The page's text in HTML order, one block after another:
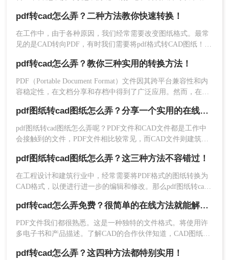
具体操作步骤如下：
1、打开PDF文件：使用CAD编辑器打开需要转换的PDF文
件。
2、手动绘制图形：在CAD编辑器中，使用相应的绘图工具手
动绘制PDF文件中描述的图形。
4、保存为CAD文件：在CAD编辑器中，将绘制好的图形保存
为CAD格式的文件。
方法三：使用在线转换工具进行转换
除了专业的PDF转换CAD软件和手动转换外，您还可以使用在
线转换工具进行转换。这类工具可以在线将PDF文件转换为
CAD格式，无需安装任何软件。
cad图纸怎么弄呢？下面就来看看吧。
pdf转cad怎么弄？二种方法教你快速转换！
在工作中，由于各种原因，我们经常需要改变图纸格式。最常
见的是CAD转向PDF，有时我们需要将pdf格式转CAD图纸！很
与大家分享pdf转cad怎么弄方法，希望对大家有所帮助！
pdf转cad怎么弄？教你三种实用的转换方法！
PDF（Portable Document Format）文件因其跨平台兼容性和内
容稳定性，在文档分享和存档中得到了广泛应用。然而，在某
Aided Design）文件因其强大的绘图和编辑功能而备受青睐。因
此，将PDF转换为CAD格式成为了一个常见的需求。那么pdf转
cad怎么弄呢？本文将介绍三种将PDF转换为CAD的方法。
pdf图纸转cad图纸怎么弄？分享一个实用的在线操作方法！
pdf图纸转cad图纸怎么弄呢？PDF文件和CAD文件都是工作中
会接触到的文件，PDF文件相比较常见，而CAD文件则建筑工
式的图纸转回到CAD图纸格式，该怎么办呢？我们可以用专业
的pdf转cad软件，这样就不用担心这个问题了。
pdf图纸转cad图纸怎么弄？这三种方法不容错过！
在工程设计和建筑行业中，经常需要将PDF格式的图纸转换为
CAD格式，以便进行进一步的编辑和修改。那么pdf图纸转cad
图纸的方法，帮助您根据不同的需求选择最合适的方式。
pdf转cad怎么弄免费？很简单的在线方法就能解决！
PDF文件我们都很熟悉。这是一种独特的文件格式。将使用许
多电子书和产品描述。了解CAD的合作伙伴知道，CAD图纸的
图纸。我该怎么办？你知道吗？PDF文件可以转换为CAD文
pdf转cad怎么弄？这四种方法都特别实用！